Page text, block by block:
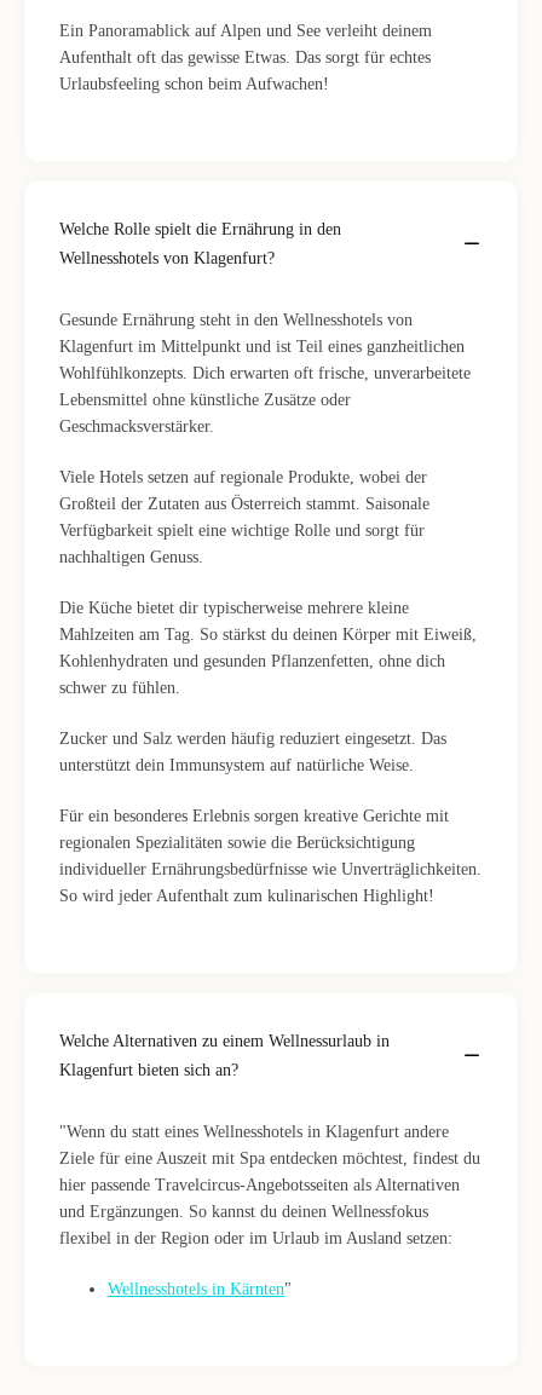
Ein Panoramablick auf Alpen und See verleiht deinem
Aufenthalt oft das gewisse Etwas. Das sorgt für echtes
Urlaubsfeeling schon beim Aufwachen!
Welche Rolle spielt die Ernährung in den
Wellnesshotels von Klagenfurt?
Gesunde Ernährung steht in den Wellnesshotels von
Klagenfurt im Mittelpunkt und ist Teil eines ganzheitlichen
Wohlfühlkonzepts. Dich erwarten oft frische, unverarbeitete
Lebensmittel ohne künstliche Zusätze oder
Geschmacksverstärker.
Viele Hotels setzen auf regionale Produkte, wobei der
Großteil der Zutaten aus Österreich stammt. Saisonale
Verfügbarkeit spielt eine wichtige Rolle und sorgt für
nachhaltigen Genuss.
Die Küche bietet dir typischerweise mehrere kleine
Mahlzeiten am Tag. So stärkst du deinen Körper mit Eiweiß,
Kohlenhydraten und gesunden Pflanzenfetten, ohne dich
schwer zu fühlen.
Zucker und Salz werden häufig reduziert eingesetzt. Das
unterstützt dein Immunsystem auf natürliche Weise.
Für ein besonderes Erlebnis sorgen kreative Gerichte mit
regionalen Spezialitäten sowie die Berücksichtigung
individueller Ernährungsbedürfnisse wie Unverträglichkeiten.
So wird jeder Aufenthalt zum kulinarischen Highlight!
Welche Alternativen zu einem Wellnessurlaub in
Klagenfurt bieten sich an?
"Wenn du statt eines Wellnesshotels in Klagenfurt andere
Ziele für eine Auszeit mit Spa entdecken möchtest, findest du
hier passende Travelcircus-Angebotsseiten als Alternativen
und Ergänzungen. So kannst du deinen Wellnessfokus
flexibel in der Region oder im Urlaub im Ausland setzen:
Wellnesshotels in Kärnten"